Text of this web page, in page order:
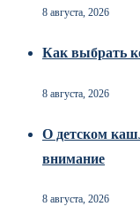
8 августа, 2026
Как выбрать
8 августа, 2026
О детском
внимание
8 августа, 2026